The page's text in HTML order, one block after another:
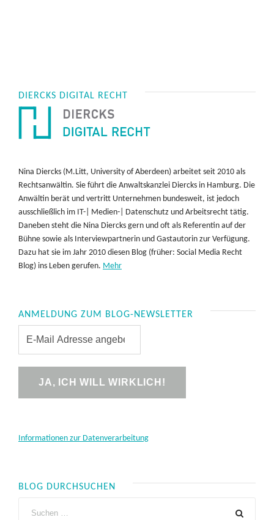
DIERCKS DIGITAL RECHT
Nina Diercks (M.Litt, University of Aberdeen) arbeitet seit 2010 als
Rechtsanwältin. Sie führt die Anwaltskanzlei Diercks in Hamburg. Die
Anwältin berät und vertritt Unternehmen bundesweit, ist jedoch
ausschließlich im IT-| Medien-| Datenschutz und Arbeitsrecht tätig.
Daneben steht die Nina Diercks gern und oft als Referentin auf der
Bühne sowie als Interviewpartnerin und Gastautorin zur Verfügung.
Dazu hat sie im Jahr 2010 diesen Blog (früher: Social Media Recht
Blog) ins Leben gerufen. Mehr
ANMELDUNG ZUM BLOG-NEWSLETTER
Informationen zur Datenverarbeitung
BLOG DURCHSUCHEN